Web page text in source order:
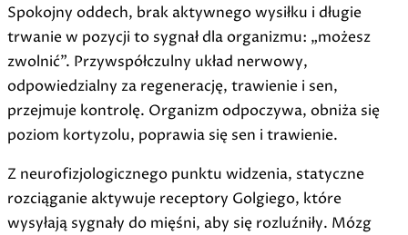
Spokojny oddech, brak aktywnego wysiłku i długie
trwanie w pozycji to sygnał dla organizmu: „możesz
zwolnić”. Przywspółczulny układ nerwowy,
odpowiedzialny za regenerację, trawienie i sen,
przejmuje kontrolę. Organizm odpoczywa, obniża się
poziom kortyzolu, poprawia się sen i trawienie.
Z neurofizjologicznego punktu widzenia, statyczne
rozciąganie aktywuje receptory Golgiego, które
wysyłają sygnały do mięśni, aby się rozluźniły. Mózg